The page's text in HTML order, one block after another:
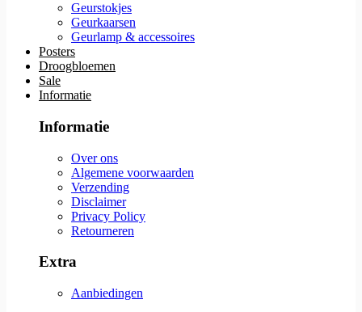
Geurstokjes
Geurkaarsen
Geurlamp & accessoires
Posters
Droogbloemen
Sale
Informatie
Informatie
Over ons
Algemene voorwaarden
Verzending
Disclaimer
Privacy Policy
Retourneren
Extra
Aanbiedingen